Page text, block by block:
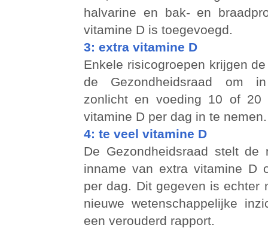
halvarine en bak- en
vitamine D is toegevoegd.
3: extra vitamine D
Enkele risicogroepen krijgen
de Gezondheidsraad om
zonlicht en voeding 10 of 20
vitamine D per dag in te nemen.
4: te veel vitamine D
De Gezondheidsraad stelt de
inname van extra vitamine D
per dag. Dit gegeven is echter
nieuwe wetenschappelijke
een verouderd rapport.